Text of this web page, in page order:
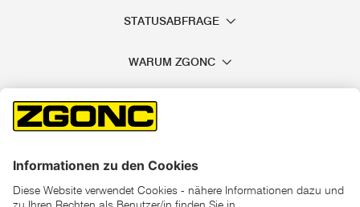
STATUSABFRAGE
WARUM ZGONC